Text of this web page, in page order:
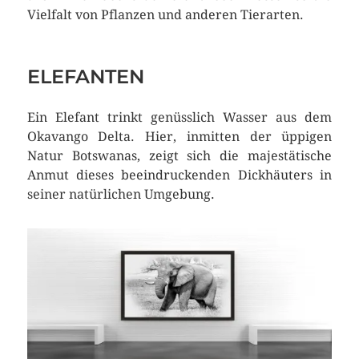
Vielfalt von Pflanzen und anderen Tierarten.
ELEFANTEN
Ein Elefant trinkt genüsslich Wasser aus dem
Okavango Delta. Hier, inmitten der üppigen
Natur Botswanas, zeigt sich die majestätische
Anmut dieses beeindruckenden Dickhäuters in
seiner natürlichen Umgebung.